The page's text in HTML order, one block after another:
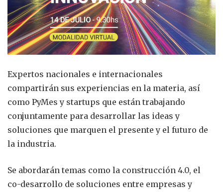
Expertos nacionales e internacionales
compartirán sus experiencias en la materia, así
como PyMes y startups que están trabajando
conjuntamente para desarrollar las ideas y
soluciones que marquen el presente y el futuro de
la industria.
Se abordarán temas como la construcción 4.0, el
co-desarrollo de soluciones entre empresas y